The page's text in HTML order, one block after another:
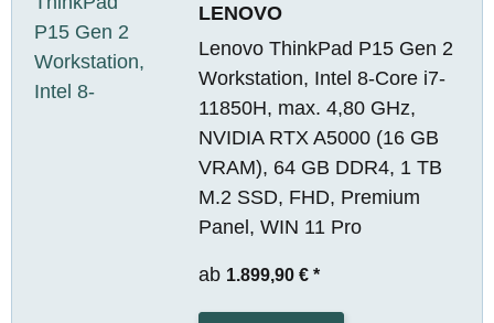
LENOVO
Lenovo ThinkPad P15 Gen 2
Workstation, Intel 8-Core i7-
11850H, max. 4,80 GHz,
NVIDIA RTX A5000 (16 GB
VRAM), 64 GB DDR4, 1 TB
M.2 SSD, FHD, Premium
Panel, WIN 11 Pro
ab 1.899,90 € *